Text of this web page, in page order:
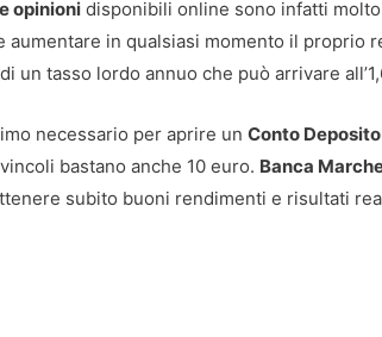
opinioni disponibili online sono infatti
aumentare in qualsiasi momento il proprio
un tasso lordo annuo che può arrivare
necessario per aprire un Conto
bastano anche 10 euro. Banca
subito buoni rendimenti e risultati